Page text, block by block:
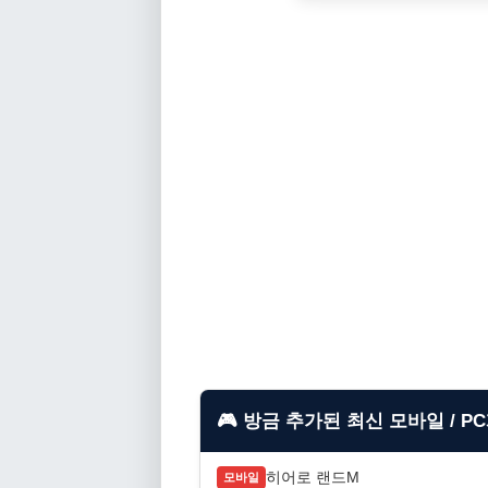
🎮 방금 추가된 최신 모바일 /
모바일 히어로 랜드M